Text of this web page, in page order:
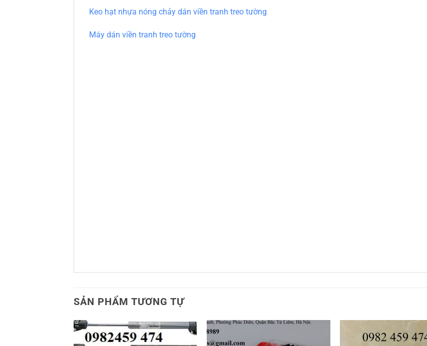
Keo hạt nhựa nóng chảy dán viền tranh treo tường
Máy dán viền tranh treo tường
SẢN PHẨM TƯƠNG TỰ